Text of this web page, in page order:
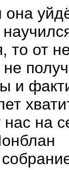
то от
и
нас на